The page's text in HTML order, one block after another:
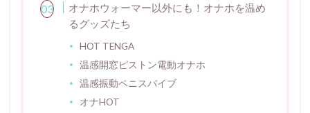
オナホウォーマー以外にも！オナホを温め
るグッズたち
HOT TENGA
温感開窓ピストン電動オナホ
温感振動ペニスバイブ
オナHOT